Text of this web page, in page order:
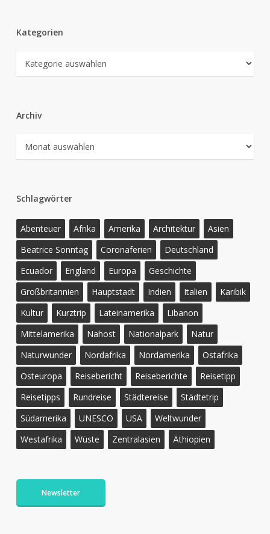
Kategorien
Kategorien
Archiv
Archiv
Schlagwörter
Abenteuer Afrika Amerika Architektur
Asien
Beatrice Sonntag
Coronaferien
Deutschland
Ecuador
England Europa
Geschichte
Großbritannien
Hauptstadt Indien Italien
Karibik
Kultur
Kurztrip Lateinamerika
Libanon
Mittelamerika
Nahost Nationalpark
Natur
Naturwunder
Nordafrika Nordamerika
Ostafrika
Osteuropa
Reisebericht Reiseberichte
Reisetipp
Reisetipps
Rundreise Städtereise
Städtetrip
Südamerika
UNESCO USA
Weltwunder
Westafrika
Wüste Zentralasien Äthiopien
Newsletter